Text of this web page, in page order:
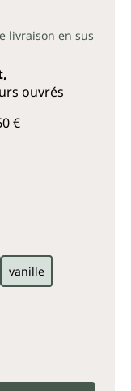
livraison en sus
ouvrés
€
vanille
: Entrez la